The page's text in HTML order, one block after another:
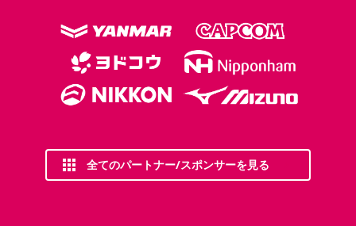
全てのパートナー/スポンサーを見る